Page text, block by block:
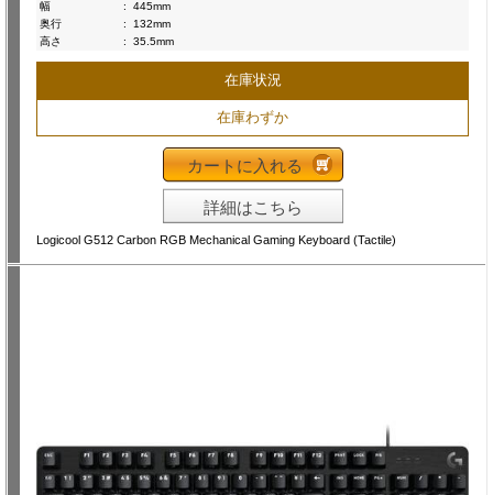
幅 :
445mm
奥行
:
132mm
高さ
: 35.5mm
在庫状況
在庫わずか
カートに入れる
詳細はこちら
Logicool G512 Carbon RGB Mechanical Gaming Keyboard (Tactile)